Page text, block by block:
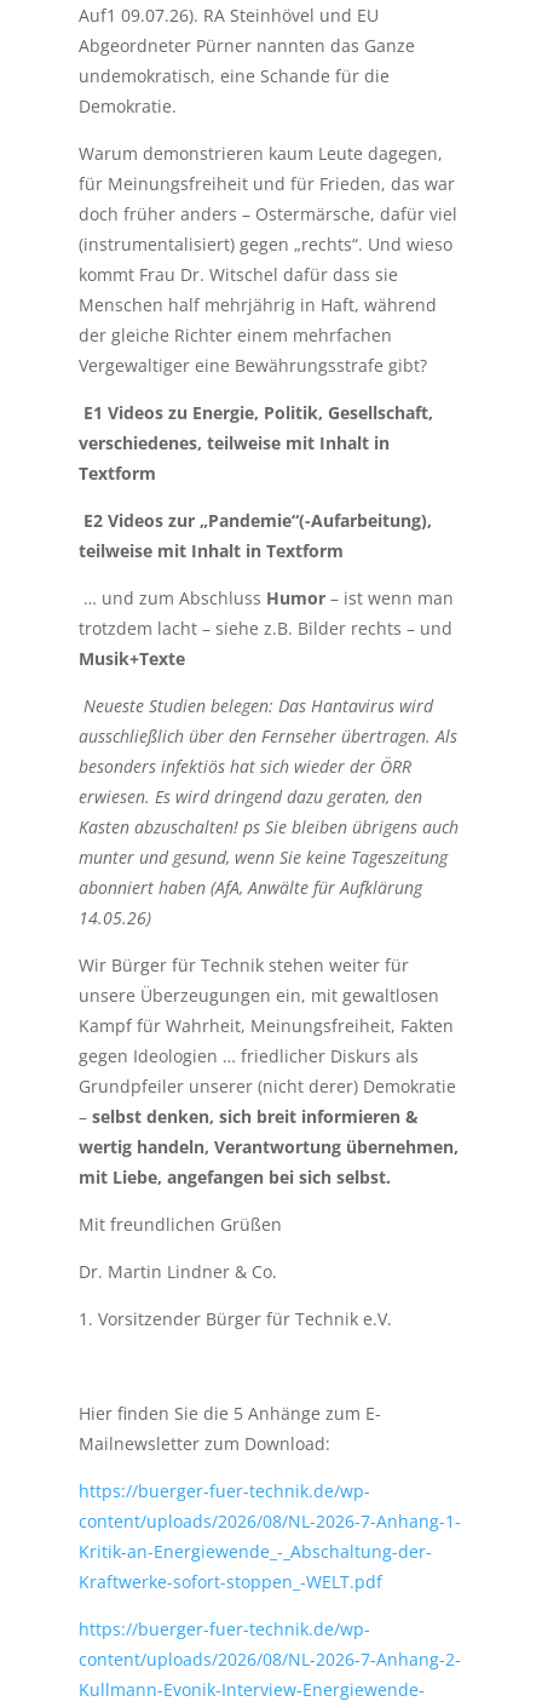
Auf1 09.07.26). RA Steinhövel und EU
Abgeordneter Pürner nannten das Ganze
undemokratisch, eine Schande für die
Demokratie.
Warum demonstrieren kaum Leute dagegen,
für Meinungsfreiheit und für Frieden, das war
doch früher anders – Ostermärsche, dafür viel
(instrumentalisiert) gegen „rechts“. Und wieso
kommt Frau Dr. Witschel dafür dass sie
Menschen half mehrjährig in Haft, während
der gleiche Richter einem mehrfachen
Vergewaltiger eine Bewährungsstrafe gibt?
E1 Videos zu Energie, Politik, Gesellschaft,
verschiedenes, teilweise mit Inhalt in
Textform
E2 Videos zur „Pandemie“(-Aufarbeitung),
teilweise mit Inhalt in Textform
… und zum Abschluss Humor– ist wenn man
trotzdem lacht – siehe z.B. Bilder rechts – und
Musik+Texte
Neueste Studien belegen: Das Hantavirus wird
ausschließlich über den Fernseher übertragen. Als
besonders infektiös hat sich wieder der ÖRR
erwiesen. Es wird dringend dazu geraten, den
Kasten abzuschalten! ps Sie bleiben übrigens auch
munter und gesund, wenn Sie keine Tageszeitung
abonniert haben (AfA, Anwälte für Aufklärung
14.05.26)
Wir Bürger für Technik stehen weiter für
unsere Überzeugungen ein, mit gewaltlosen
Kampf für Wahrheit, Meinungsfreiheit, Fakten
gegen Ideologien … friedlicher Diskurs als
Grundpfeiler unserer (nicht derer) Demokratie
–selbst denken, sich breit informieren &
wertig handeln, Verantwortung übernehmen,
mit Liebe, angefangen bei sich selbst.
Mit freundlichen Grüßen
Dr. Martin Lindner & Co.
1. Vorsitzender Bürger für Technik e.V.
Hier finden Sie die 5 Anhänge zum E-
Mailnewsletter zum Download:
https://buerger-fuer-technik.de/wp-
content/uploads/2026/08/NL-2026-7-Anhang-1-
Kritik-an-Energiewende_-_Abschaltung-der-
Kraftwerke-sofort-stoppen_-WELT.pdf
https://buerger-fuer-technik.de/wp-
content/uploads/2026/08/NL-2026-7-Anhang-2-
Kullmann-Evonik-Interview-Energiewende-